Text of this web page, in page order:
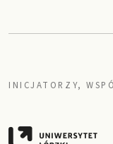
INICJATORZY,